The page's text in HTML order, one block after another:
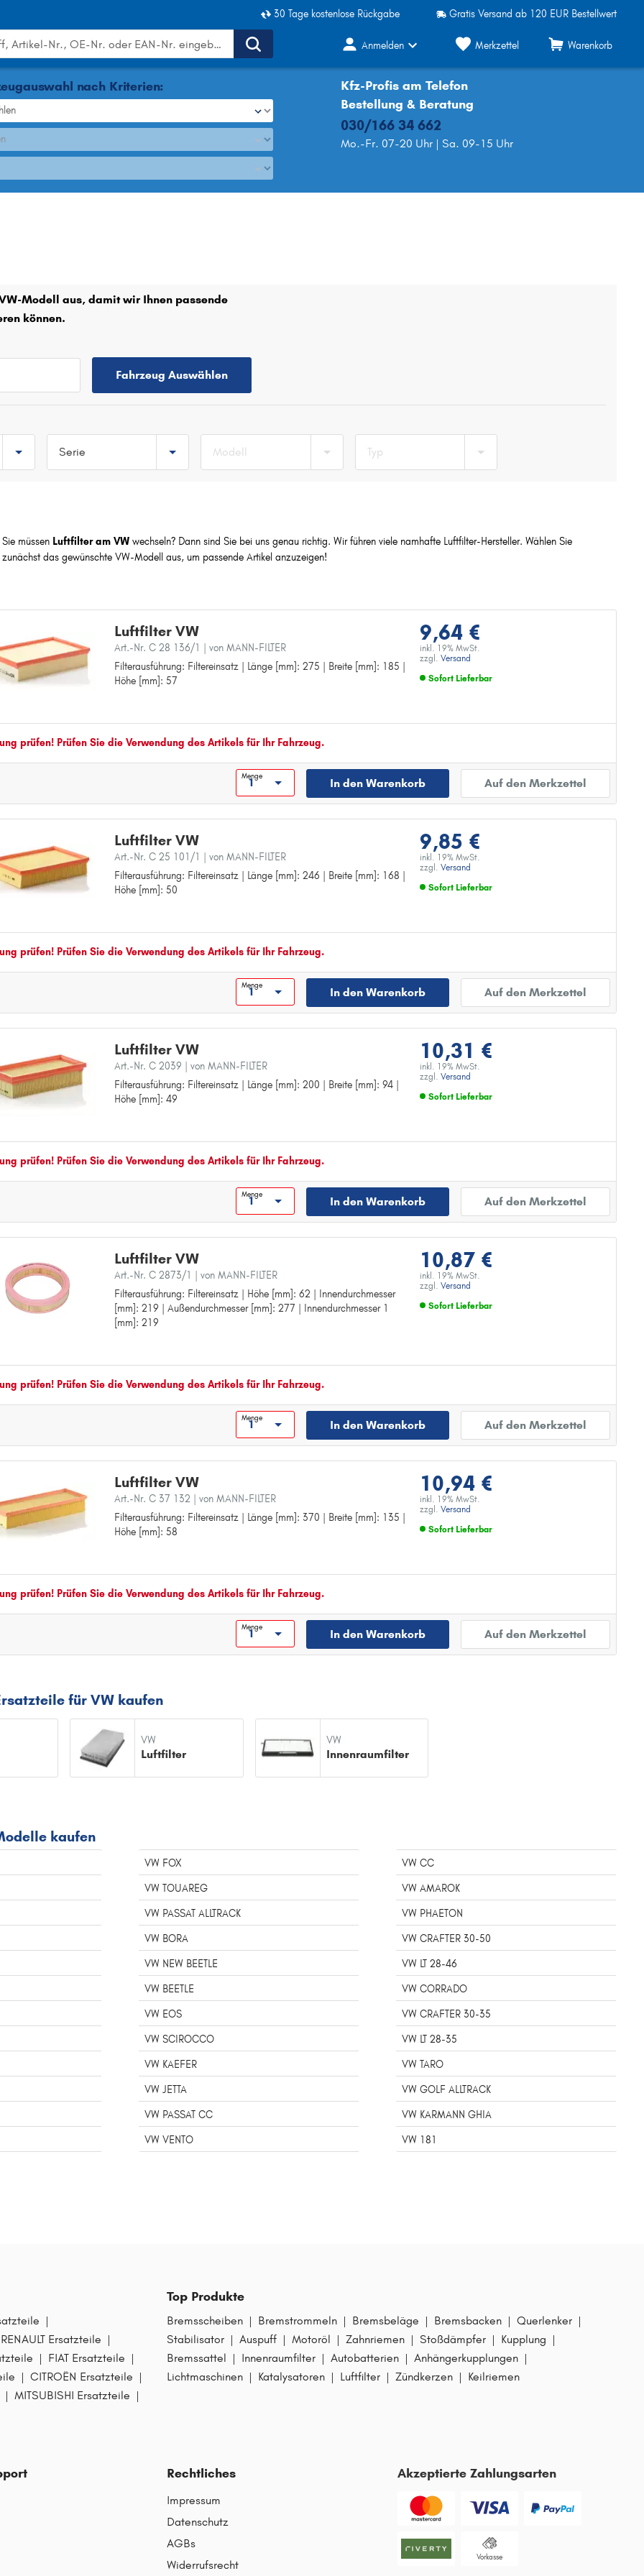
30 Tage kostenlose Rückgabe Gratis Versand ab 120 EUR Bestellwert
Anmelden Merkzettel Warenkorb
nach Kriterien:
Kfz-Profis am Telefon
Bestellung & Beratung
030/166 34 662
Mo.-Fr. 07-20 Uhr | Sa. 09-15 Uhr
Modell aus, damit wir Ihnen passende
können.
Fahrzeug Auswählen
Serie
PASSAT
181
A
BEETLE
BORA
CC
CRAFTER 30-35
CRAFTER 30-50
F
FOX
GOLF
GOLF SPORTSVAN
KAEFER
KARMANN GHIA
LT 28-46
M
MULTIVAN
P
PASSAT
S
SCIROCCO
TARO
TOURAN
U
UP
VENTO
Modell Typ
Sie müssen Luftfilter am VW wechseln? Dann sind Sie bei uns genau richtig. Wir führen viele namhafte Luftfilter-Hersteller. Wählen Sie
zunächst das gewünschte VW-Modell aus, um passende Artikel anzuzeigen!
9,64 €
inkl. 19% MwSt.
zzgl. Versand
Sofort Lieferbar
Luftfilter VW
Art.-Nr. C 28 136/1
| von MANN-FILTER
Filterausführung: Filtereinsatz | Länge [mm]: 275 | Breite [mm]: 185 |
Höhe [mm]: 57
Filterausführung: Filtereinsatz
Länge [mm]: 275
prüfen! Prüfen Sie die Verwendung des Artikels für Ihr Fahrzeug.
Menge
In den Warenkorb Auf den Merkzettel
9,85 €
inkl. 19% MwSt.
zzgl. Versand
Sofort Lieferbar
Luftfilter VW
Art.-Nr. C 25 101/1
| von MANN-FILTER
Filterausführung: Filtereinsatz | Länge [mm]: 246 | Breite [mm]: 168 |
Höhe [mm]: 50
Filterausführung: Filtereinsatz
Länge [mm]: 246
prüfen! Prüfen Sie die Verwendung des Artikels für Ihr Fahrzeug.
Menge
In den Warenkorb Auf den Merkzettel
10,31 €
inkl. 19% MwSt.
zzgl. Versand
Sofort Lieferbar
Luftfilter VW
Art.-Nr. C 2039
| von MANN-FILTER
Filterausführung: Filtereinsatz | Länge [mm]: 200 | Breite [mm]: 94 |
Höhe [mm]: 49
Filterausführung: Filtereinsatz
Länge [mm]: 200
prüfen! Prüfen Sie die Verwendung des Artikels für Ihr Fahrzeug.
Menge
In den Warenkorb Auf den Merkzettel
10,87 €
inkl. 19% MwSt.
zzgl. Versand
Sofort Lieferbar
Luftfilter VW
Art.-Nr. C 2873/1
| von MANN-FILTER
Filterausführung: Filtereinsatz | Höhe [mm]: 62 | Innendurchmesser
[mm]: 219 | Außendurchmesser [mm]: 277 | Innendurchmesser 1
[mm]: 219
Filterausführung: Filtereinsatz
Höhe [mm]: 62
Innendurchmesser [mm]: 219
prüfen! Prüfen Sie die Verwendung des Artikels für Ihr Fahrzeug.
Menge
In den Warenkorb Auf den Merkzettel
10,94 €
inkl. 19% MwSt.
zzgl. Versand
Sofort Lieferbar
Luftfilter VW
Art.-Nr. C 37 132
| von MANN-FILTER
Filterausführung: Filtereinsatz | Länge [mm]: 370 | Breite [mm]: 135 |
Höhe [mm]: 58
Filterausführung: Filtereinsatz
Länge [mm]: 370
prüfen! Prüfen Sie die Verwendung des Artikels für Ihr Fahrzeug.
Menge
In den Warenkorb Auf den Merkzettel
für VW kaufen
VW
Luftfilter
VW
Innenraumfilter
kaufen
VW FOX
VW TOUAREG
VW PASSAT ALLTRACK
VW BORA
VW NEW BEETLE
VW BEETLE
VW EOS
VW SCIROCCO
VW KAEFER
VW JETTA
VW PASSAT CC
VW VENTO
VW CC
VW AMAROK
VW PHAETON
VW CRAFTER 30-50
VW LT 28-46
VW CORRADO
VW CRAFTER 30-35
VW LT 28-35
VW TARO
VW GOLF ALLTRACK
VW KARMANN GHIA
VW 181
|
RENAULT Ersatzteile |
| FIAT Ersatzteile |
| CITROËN Ersatzteile |
| MITSUBISHI Ersatzteile |
Top Produkte
Bremsscheiben | Bremstrommeln | Bremsbeläge | Bremsbacken | Querlenker |
Stabilisator | Auspuff | Motoröl | Zahnriemen | Stoßdämpfer | Kupplung |
Bremssattel | Innenraumfilter | Autobatterien | Anhängerkupplungen |
Lichtmaschinen | Katalysatoren | Luftfilter | Zündkerzen | Keilriemen
Rechtliches
Impressum
Datenschutz
AGBs
Widerrufsrecht
Akzeptierte Zahlungsarten
Vorkasse